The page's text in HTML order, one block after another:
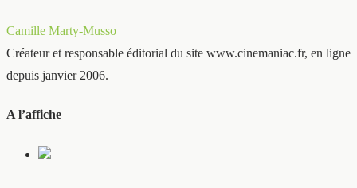
Camille Marty-Musso
Créateur et responsable éditorial du site www.cinemaniac.fr, en ligne
depuis janvier 2006.
A l’affiche